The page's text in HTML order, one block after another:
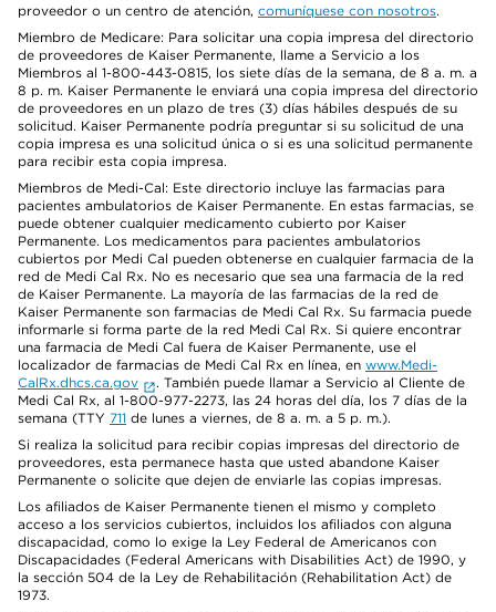
proveedor o un centro de atención, comuníquese con nosotros.
Miembro de Medicare: Para solicitar una copia impresa del directorio
de proveedores de Kaiser Permanente, llame a Servicio a los
Miembros al 1-800-443-0815, los siete días de la semana, de 8 a. m. a
8 p. m. Kaiser Permanente le enviará una copia impresa del directorio
de proveedores en un plazo de tres (3) días hábiles después de su
solicitud. Kaiser Permanente podría preguntar si su solicitud de una
copia impresa es una solicitud única o si es una solicitud permanente
para recibir esta copia impresa.
Miembros de Medi-Cal: Este directorio incluye las farmacias para
pacientes ambulatorios de Kaiser Permanente. En estas farmacias, se
puede obtener cualquier medicamento cubierto por Kaiser
Permanente. Los medicamentos para pacientes ambulatorios
cubiertos por Medi Cal pueden obtenerse en cualquier farmacia de la
red de Medi Cal Rx. No es necesario que sea una farmacia de la red
de Kaiser Permanente. La mayoría de las farmacias de la red de
Kaiser Permanente son farmacias de Medi Cal Rx. Su farmacia puede
informarle si forma parte de la red Medi Cal Rx. Si quiere encontrar
una farmacia de Medi Cal fuera de Kaiser Permanente, use el
localizador de farmacias de Medi Cal Rx en línea, en www.Medi-
CalRx.dhcs.ca.gov
. También puede llamar a Servicio al Cliente de
Medi Cal Rx, al 1-800-977-2273, las 24 horas del día, los 7 días de la
semana (TTY 711 de lunes a viernes, de 8 a. m. a 5 p. m.).
Si realiza la solicitud para recibir copias impresas del directorio de
proveedores, esta permanece hasta que usted abandone Kaiser
Permanente o solicite que dejen de enviarle las copias impresas.
Los afiliados de Kaiser Permanente tienen el mismo y completo
acceso a los servicios cubiertos, incluidos los afiliados con alguna
discapacidad, como lo exige la Ley Federal de Americanos con
Discapacidades (Federal Americans with Disabilities Act) de 1990, y
la sección 504 de la Ley de Rehabilitación (Rehabilitation Act) de
1973.